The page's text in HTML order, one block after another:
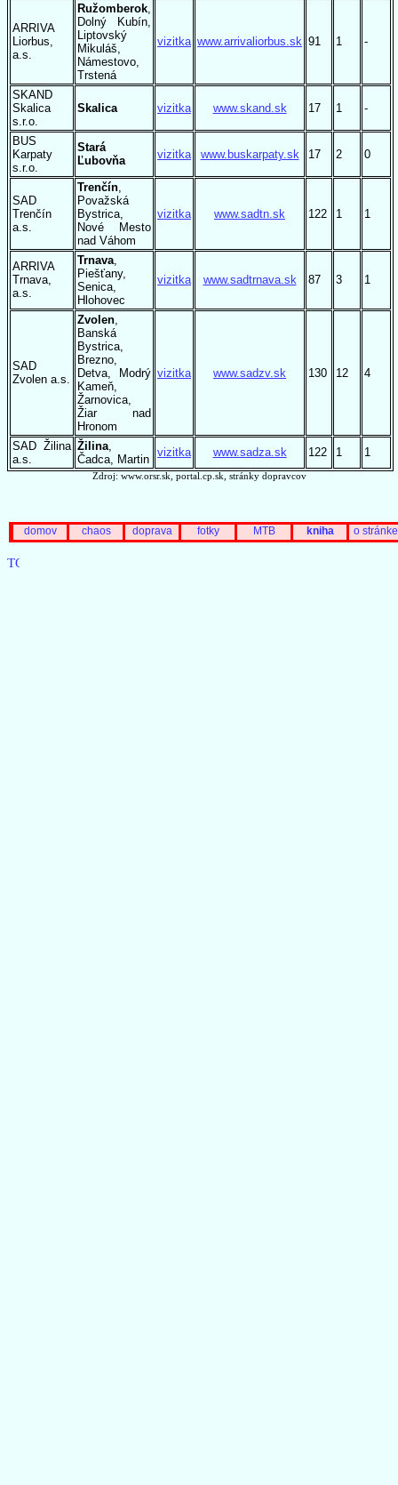
ARRIVA
Liorbus,
a.s.
Ružomberok
Dolný Kubín,
Liptovský
Mikuláš,
Námestovo,
Trstená
vizitka www.arrivaliorbus.sk 91 1 -
SKAND
Skalica
s.r.o.
Skalica vizitka www.skand.sk 17 1 -
BUS
Karpaty
s.r.o.
Stará
Ľubovňa
vizitka www.buskarpaty.sk 17 2 0
SAD
Trenčín
a.s.
Trenčín
Považská
Bystrica,
Nové Mesto
nad Váhom
vizitka www.sadtn.sk 122 1 1
ARRIVA
Trnava,
a.s.
Trnava
Piešťany,
Senica,
Hlohovec
vizitka www.sadtrnava.sk 87 3 1
SAD
Zvolen a.s.
Zvolen
Banská
Bystrica,
Brezno,
Detva, Modrý
Kameň,
Žarnovica,
Žiar nad
Hronom
vizitka www.sadzv.sk 130 12 4
SAD Žilina
a.s.
Žilina
Čadca, Martin
vizitka www.sadza.sk 122 1 1
Zdroj: www.orsr.sk, portal.cp.sk, stránky dopravcov
domov chaos doprava fotky MTB kniha o stránke